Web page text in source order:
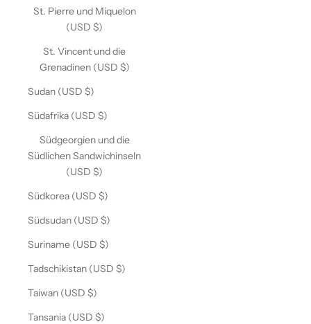
St. Pierre und Miquelon
(USD $)
St. Vincent und die
Grenadinen (USD $)
Sudan (USD $)
Südafrika (USD $)
Südgeorgien und die
Südlichen Sandwichinseln
(USD $)
Südkorea (USD $)
Südsudan (USD $)
Suriname (USD $)
Tadschikistan (USD $)
Taiwan (USD $)
Tansania (USD $)